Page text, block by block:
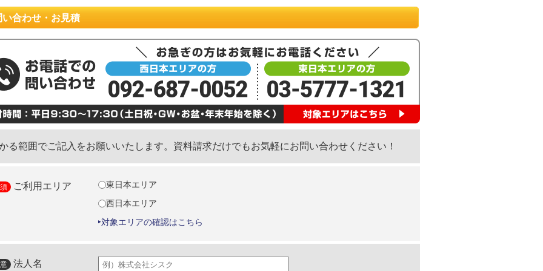
い合わせ・お見積
る範囲でご記入をお願いいたします。資料請求だけでもお気軽にお問い合わせください！
ご利用エリア
東日本エリア
西日本エリア
対象エリアの確認はこちら
法人名